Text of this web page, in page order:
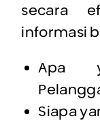
secara
informasi
Apa
Siapa